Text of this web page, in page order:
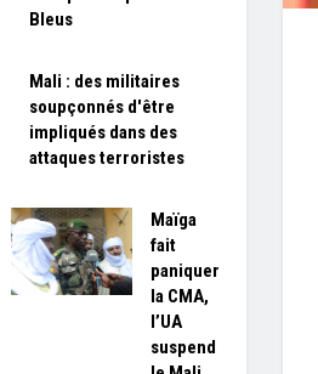
Bleus
Mali : des militaires
soupçonnés d'être
impliqués dans des
attaques terroristes
Maïga
fait
paniquer
la CMA,
l’UA
suspend